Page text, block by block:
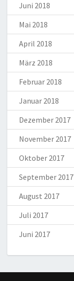
Juni 2018
Mai 2018
April 2018
März 2018
Februar 2018
Januar 2018
Dezember 2017
November 2017
Oktober 2017
September 2017
August 2017
Juli 2017
Juni 2017